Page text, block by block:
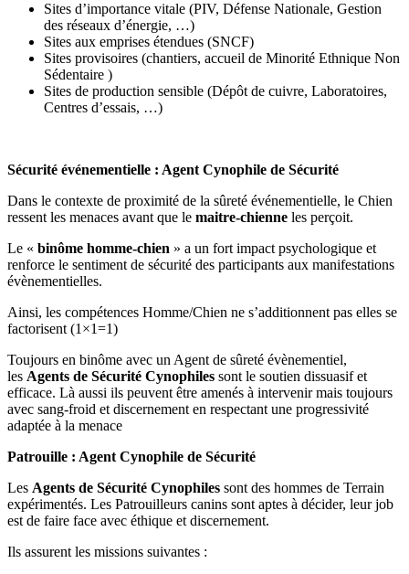
Sites d’importance vitale (PIV, Défense Nationale, Gestion
des réseaux d’énergie, …)
Sites aux emprises étendues (SNCF)
Sites provisoires (chantiers, accueil de Minorité Ethnique Non
Sédentaire )
Sites de production sensible (Dépôt de cuivre, Laboratoires,
Centres d’essais, …)
Sécurité événementielle : Agent Cynophile de Sécurité
Dans le contexte de proximité de la sûreté événementielle, le Chien
ressent les menaces avant que le maitre-chienne les perçoit.
Le « binôme homme-chien » a un fort impact psychologique et
renforce le sentiment de sécurité des participants aux manifestations
évènementielles.
Ainsi, les compétences Homme/Chien ne s’additionnent pas elles se
factorisent (1×1=1)
Toujours en binôme avec un Agent de sûreté évènementiel,
les Agents de Sécurité Cynophiles sont le soutien dissuasif et
efficace. Là aussi ils peuvent être amenés à intervenir mais toujours
avec sang-froid et discernement en respectant une progressivité
adaptée à la menace
Patrouille : Agent Cynophile de Sécurité
Les Agents de Sécurité Cynophiles sont des hommes de Terrain
expérimentés. Les Patrouilleurs canins sont aptes à décider, leur job
est de faire face avec éthique et discernement.
Ils assurent les missions suivantes :